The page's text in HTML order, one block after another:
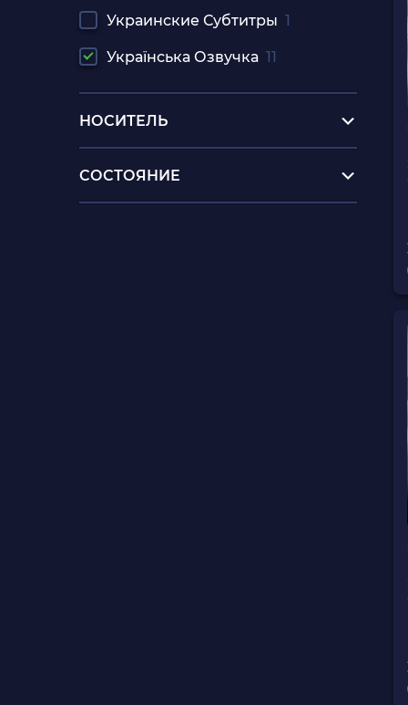
Украинские Субтитры 1
Українська Озвучка 11
НОСИТЕЛЬ
СОСТОЯНИЕ